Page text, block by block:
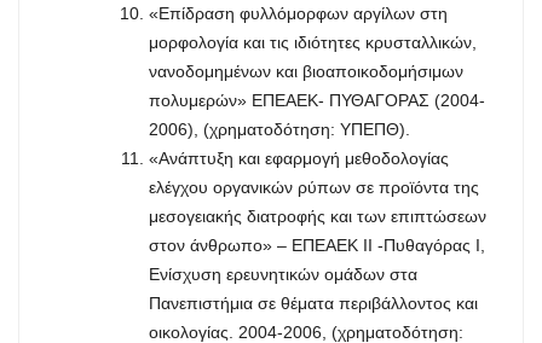
«Επίδραση φυλλόμορφων αργίλων στη
μορφολογία και τις ιδιότητες κρυσταλλικών,
νανοδομημένων και βιοαποικοδομήσιμων
πολυμερών» ΕΠΕΑΕΚ- ΠΥΘΑΓΟΡΑΣ (2004-
2006), (χρηματοδότηση: YΠΕΠΘ).
«Ανάπτυξη και εφαρμογή μεθοδολογίας
ελέγχου οργανικών ρύπων σε προϊόντα της
μεσογειακής διατροφής και των επιπτώσεων
στον άνθρωπο» – ΕΠΕΑΕΚ ΙΙ -Πυθαγόρας Ι,
Ενίσχυση ερευνητικών ομάδων στα
Πανεπιστήμια σε θέματα περιβάλλοντος και
οικολογίας. 2004-2006, (χρηματοδότηση: